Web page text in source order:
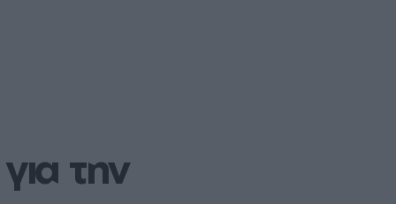
την